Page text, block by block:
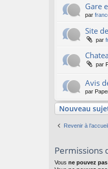
Gare
par
Site
par
par
Avis
par
Nouveau
Revenir à
Permissions
Vous ne pouvez pas